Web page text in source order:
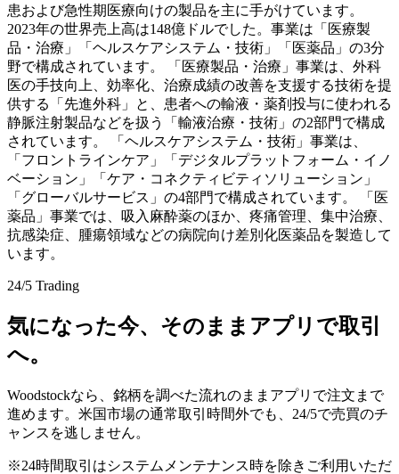
患および急性期医療向けの製品を主に手がけています。
2023年の世界売上高は148億ドルでした。事業は「医療製
品・治療」「ヘルスケアシステム・技術」「医薬品」の3分
野で構成されています。 「医療製品・治療」事業は、外科
医の手技向上、効率化、治療成績の改善を支援する技術を提
供する「先進外科」と、患者への輸液・薬剤投与に使われる
静脈注射製品などを扱う「輸液治療・技術」の2部門で構成
されています。 「ヘルスケアシステム・技術」事業は、
「フロントラインケア」「デジタルプラットフォーム・イノ
ベーション」「ケア・コネクティビティソリューション」
「グローバルサービス」の4部門で構成されています。 「医
薬品」事業では、吸入麻酔薬のほか、疼痛管理、集中治療、
抗感染症、腫瘍領域などの病院向け差別化医薬品を製造して
います。
24/5 Trading
気になった今、そのままアプリで取引
へ。
Woodstockなら、銘柄を調べた流れのままアプリで注文まで
進めます。米国市場の通常取引時間外でも、24/5で売買のチ
ャンスを逃しません。
※24時間取引はシステムメンテナンス時を除きご利用いただ